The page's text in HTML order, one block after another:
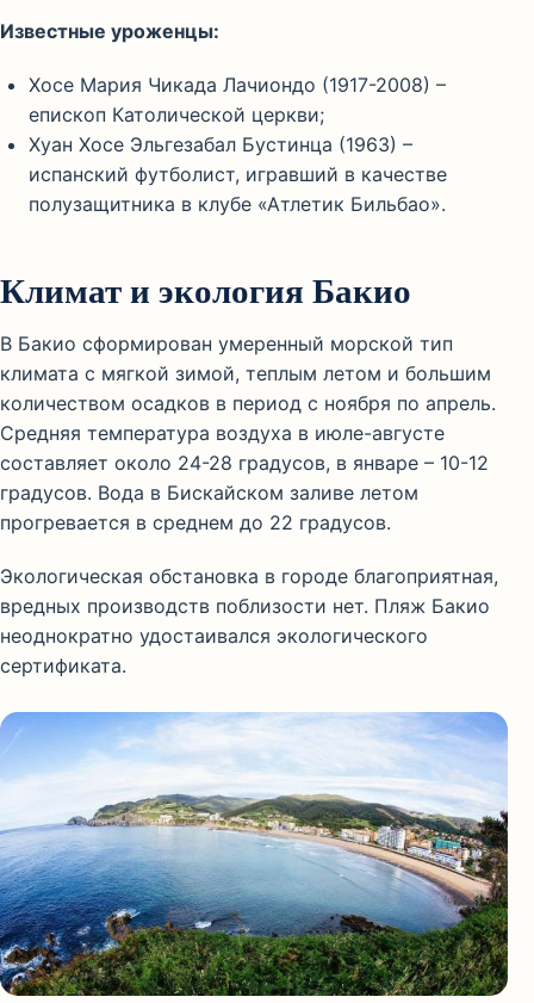
Известные уроженцы:
Хосе Мария Чикада Лачиондо (1917-2008) –
епископ Католической церкви;
Хуан Хосе Эльгезабал Бустинца (1963) –
испанский футболист, игравший в качестве
полузащитника в клубе «Атлетик Бильбао».
Климат и экология Бакио
В Бакио сформирован умеренный морской тип
климата с мягкой зимой, теплым летом и большим
количеством осадков в период с ноября по апрель.
Средняя температура воздуха в июле-августе
составляет около 24-28 градусов, в январе – 10-12
градусов. Вода в Бискайском заливе летом
прогревается в среднем до 22 градусов.
Экологическая обстановка в городе благоприятная,
вредных производств поблизости нет. Пляж Бакио
неоднократно удостаивался экологического
сертификата.